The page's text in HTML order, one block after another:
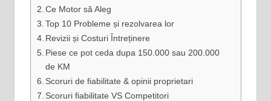
Ce Motor să Aleg
Top 10 Probleme și rezolvarea lor
Revizii și Costuri Întreținere
Piese ce pot ceda dupa 150.000 sau 200.000
de KM
Scoruri de fiabilitate & opinii proprietari
Scoruri fiabilitate VS Competitori